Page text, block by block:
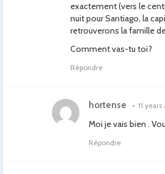
exactement (vers le
nuit pour Santiago, la
retrouverons la famille
Comment vas-tu toi?
Répondre
hortense • 11 years
Moi je vais bien .
Répondre